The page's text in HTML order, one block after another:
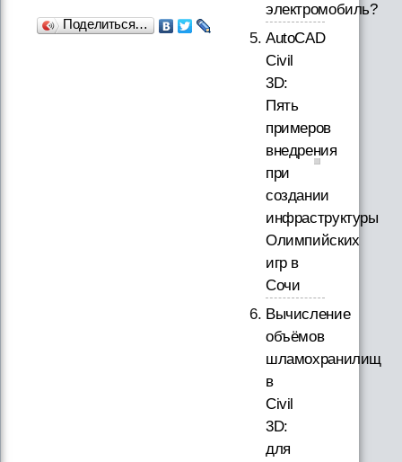
Поделиться…
электромобиль?
AutoCAD
Civil
3D:
Пять
примеров
внедрения
при
создании
инфраструктуры
Олимпийских
игр в
Сочи
Вычисление
объёмов
шламохранилищ
в
Civil
3D:
для